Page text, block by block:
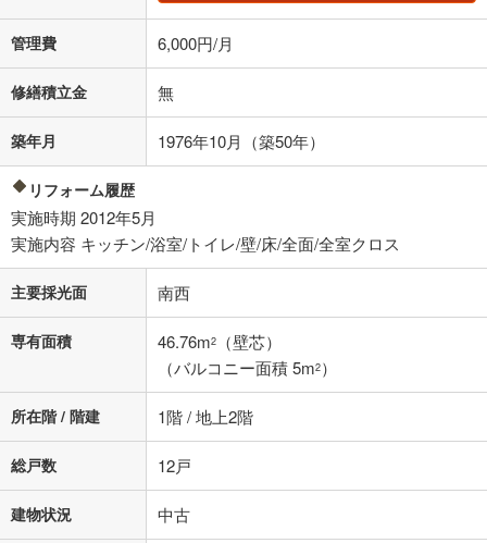
不動産会社に購入相談をする
閉じる
管理費 6,000円/月
修繕積立金 無
築年月 1976年10月（築50年）
リフォーム履歴
実施時期 2012年5月
実施内容 キッチン/浴室/トイレ/壁/床/全面/全室クロス
主要採光面 南西
専有面積 46.76m2
（壁芯）
（バルコニー面積 5m2）
所在階 / 階建 1階 / 地上2階
総戸数 12戸
建物状況 中古